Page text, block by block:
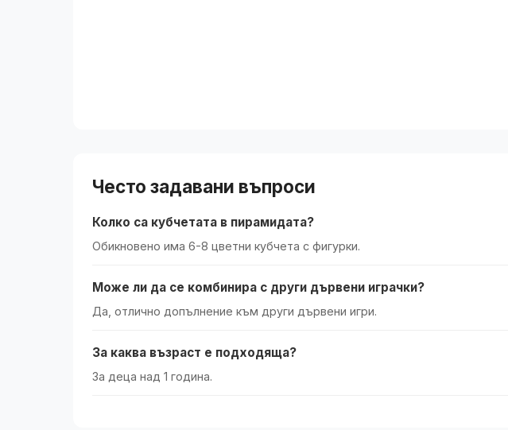
Често задавани въпроси
Колко са кубчетата в пирамидата?
Обикновено има 6-8 цветни кубчета с фигурки.
Може ли да се комбинира с други дървени играчки?
Да, отлично допълнение към други дървени игри.
За каква възраст е подходяща?
За деца над 1 година.